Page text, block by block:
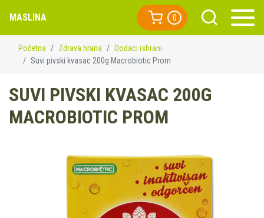
MASLINA 0
Početna Zdrava hrana
Dodaci ishrani
Suvi pivski kvasac 200g Macrobiotic Prom
SUVI PIVSKI KVASAC 200G
MACROBIOTIC PROM